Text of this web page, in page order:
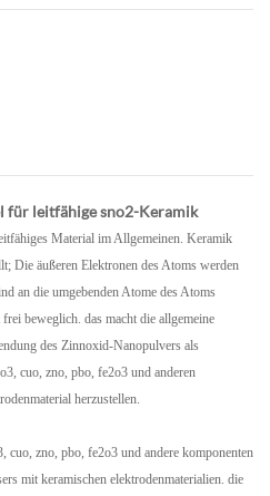
für leitfähige sno2-Keramik
Material im Allgemeinen. Keramik
Die äußeren Elektronen des Atoms werden
an die umgebenden Atome des Atoms
beweglich. das macht die allgemeine
des Zinnoxid-Nanopulvers als
cuo, zno, pbo, fe2o3 und anderen
herzustellen.
cuo, zno, pbo, fe2o3 und andere komponenten
mit keramischen elektrodenmaterialien. die